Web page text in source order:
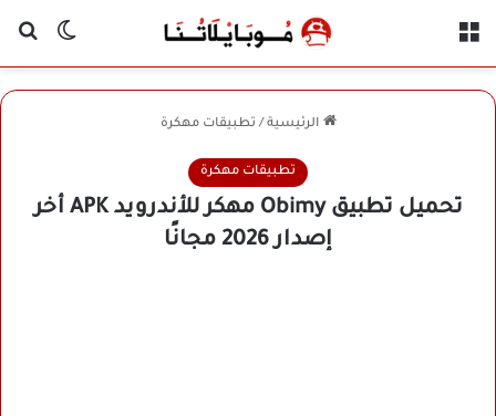
الوضع
الرئيسية / تطبيقات مهكرة
تطبيقات مهكرة
تحميل تطبيق Obimy مهكر للأندرويد APK أخر
إصدار 2026 مجانًا